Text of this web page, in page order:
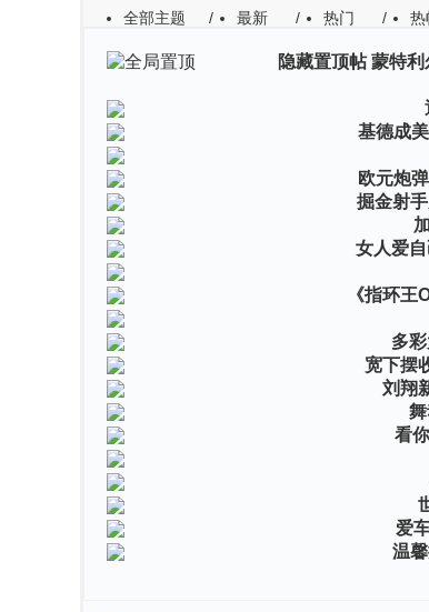
全部主题 / 最新 / 热门 / 热
作者 回复/查看 最后
隐藏置顶帖 蒙特利
基德成
欧元炮
掘金射
女人爱
《指环
多
宽下摆
刘翔
看
爱
温